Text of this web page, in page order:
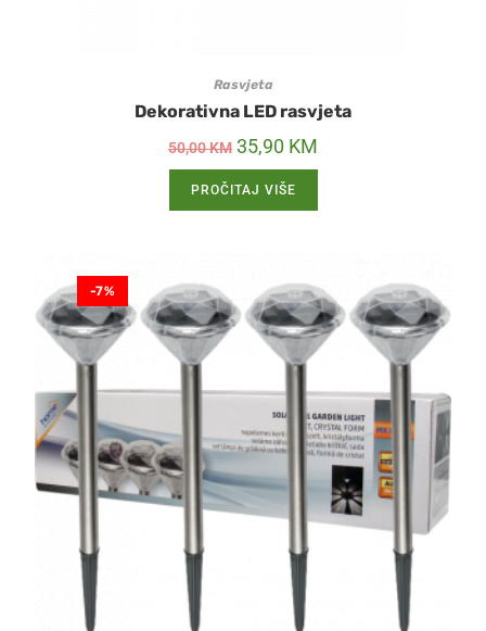
Rasvjeta
Dekorativna LED rasvjeta
50,00KM 35,90 KM
PROČITAJ VIŠE
-7%